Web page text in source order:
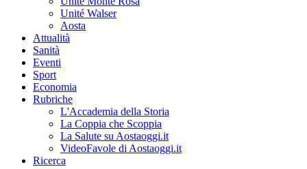
Unité Walser
Aosta
Attualità
Sanità
Eventi
Sport
Economia
Rubriche
L'Accademia della Storia
La Coppia che Scoppia
La Salute su Aostaoggi.it
VideoFavole di Aostaoggi.it
Ricerca